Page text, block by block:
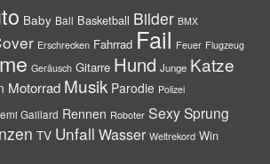
Baby Ball Basketball Bilder BMX
Erschrecken Fahrrad Fail Feuer Flugzeug
Geräusch Gitarre Hund Junge Katze
Motorrad Musik Parodie Polizei
Gaillard Rennen Roboter SexySprung
TV Unfall Wasser Weltrekord Win